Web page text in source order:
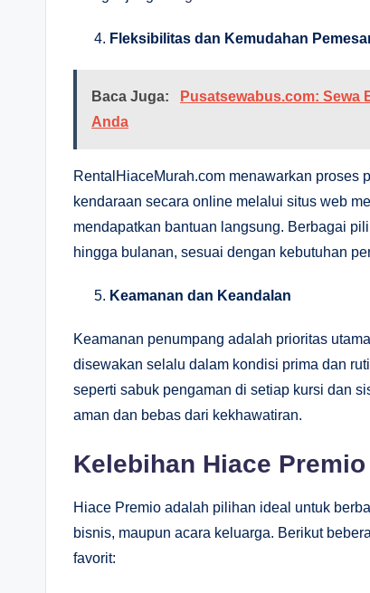
Fleksibilitas dan Kemudahan
Baca Juga:
Pusatsewabus.com: Sewa
Anda
RentalHiaceMurah.com menawarkan proses
kendaraan secara online melalui situs web
mendapatkan bantuan langsung. Berbagai
hingga bulanan, sesuai dengan kebutuhan
Keamanan dan Keandalan
Keamanan penumpang adalah prioritas
disewakan selalu dalam kondisi prima dan
seperti sabuk pengaman di setiap kursi dan
aman dan bebas dari kekhawatiran.
Kelebihan Hiace
Hiace Premio adalah pilihan ideal untuk
bisnis, maupun acara keluarga. Berikut
favorit: